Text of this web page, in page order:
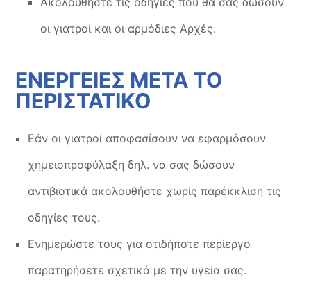
οι γιατροί και οι αρμόδιες Αρχές.
ΕΝΕΡΓΕΙΕΣ ΜΕΤΑ ΤΟ
ΠΕΡΙΣΤΑΤΙΚΟ
Εάν οι γιατροί αποφασίσουν να εφαρμόσουν
χημειοπροφύλαξη δηλ. να σας δώσουν
αντιβιοτικά ακολουθήστε χωρίς παρέκκλιση τις
οδηγίες τους.
Ενημερώστε τους για οτιδήποτε περίεργο
παρατηρήσετε σχετικά με την υγεία σας.